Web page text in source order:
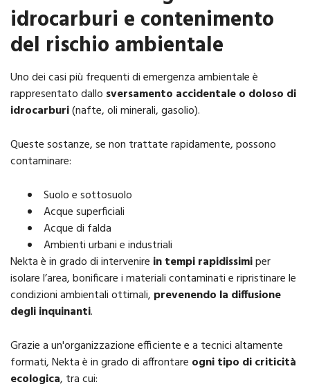
idrocarburi e contenimento
del rischio ambientale
Uno dei casi più frequenti di emergenza ambientale è
rappresentato dallo sversamento accidentale o doloso di
idrocarburi(nafte, oli minerali, gasolio).
Queste sostanze, se non trattate rapidamente, possono
contaminare:
Suolo e sottosuolo
Acque superficiali
Acque di falda
Ambienti urbani e industriali
Nekta è in grado di intervenire in tempi rapidissimiper
isolare l’area, bonificare i materiali contaminati e ripristinare le
condizioni ambientali ottimali, prevenendo la diffusione
degli inquinanti.
Grazie a un'organizzazione efficiente e a tecnici altamente
formati, Nekta è in grado di affrontare ogni tipo di criticità
ecologica, tra cui: